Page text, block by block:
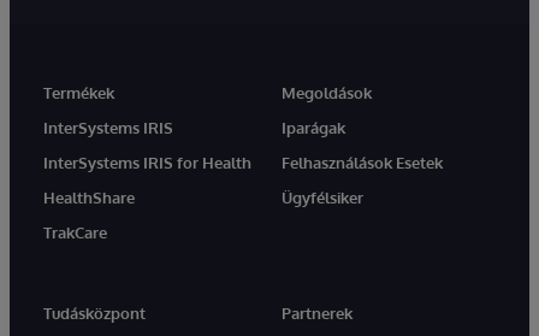
Termékek
InterSystems IRIS
InterSystems IRIS for Health
HealthShare
TrakCare
Megoldások
Iparágak
Felhasználások Esetek
Ügyfélsiker
Tudásközpont
Partnerek